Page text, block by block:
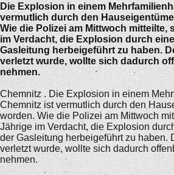
Die Explosion in einem
vermutlich durch den
Wie die Polizei am Mittwoch mitteilte,
im Verdacht, die Explosion durch
Gasleitung herbeigeführt zu haben.
verletzt wurde, wollte sich dadurch
nehmen.
Chemnitz . Die Explosion in einem
Chemnitz ist vermutlich durch den
worden. Wie die Polizei am Mittwoch
Jährige im Verdacht, die Explosion
der Gasleitung herbeigeführt zu haben.
verletzt wurde, wollte sich dadurch
nehmen.